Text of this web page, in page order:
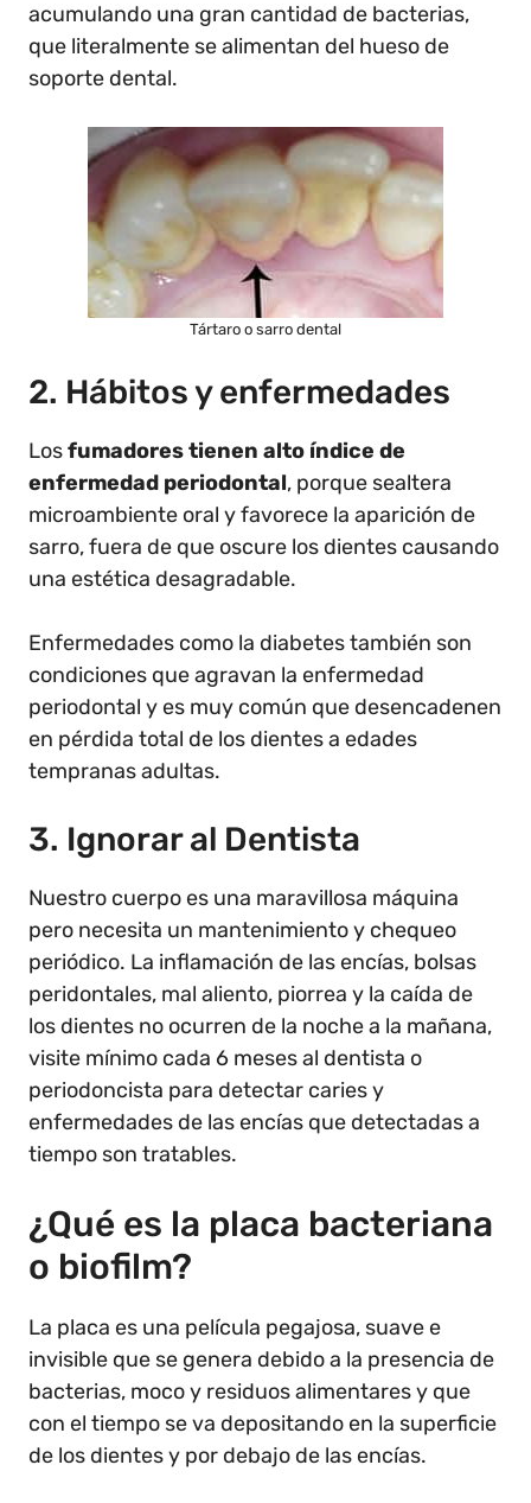
acumulando una gran cantidad de bacterias,
que literalmente se alimentan del hueso de
soporte dental.
Tártaro o sarro dental
2. Hábitos y enfermedades
Losfumadores tienen alto índice de
enfermedad periodontal, porque sealtera
microambiente oral y favorece la aparición de
sarro, fuera de que oscure los dientes causando
una estética desagradable.
Enfermedades como la diabetes también son
condiciones que agravan la enfermedad
periodontal y es muy común que desencadenen
en pérdida total de los dientes a edades
tempranas adultas.
3. Ignorar al Dentista
Nuestro cuerpo es una maravillosa máquina
pero necesita un mantenimiento y chequeo
periódico. La inflamación de las encías, bolsas
peridontales, mal aliento, piorrea y la caída de
los dientes no ocurren de la noche a la mañana,
visite mínimo cada 6 meses al dentista o
periodoncista para detectar caries y
enfermedades de las encías que detectadas a
tiempo son tratables.
¿Qué es la placa bacteriana
o biofilm?
La placa es una película pegajosa, suave e
invisible que se genera debido a la presencia de
bacterias, moco y residuos alimentares y que
con el tiempo se va depositando en la superficie
de los dientes y por debajo de las encías.